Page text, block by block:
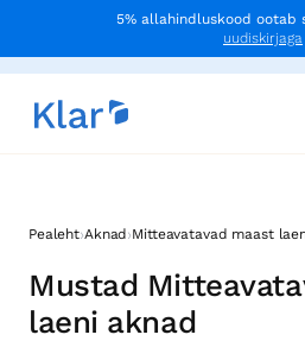
5% allahindluskood ootab
uudiskirjaga
Pealeht›Aknad ›Mitteavatavad maast
Mustad
laeni aknad